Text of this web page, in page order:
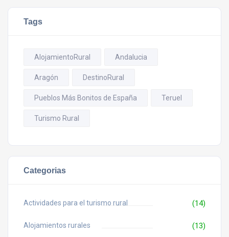
Tags
AlojamientoRural Andalucia
Aragón DestinoRural
Pueblos Más Bonitos de España Teruel
Turismo Rural
Categorias
Actividades para el turismo rural (14)
Alojamientos rurales (13)